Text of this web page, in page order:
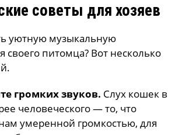
советы для хозяев
уютную музыкальную
своего питомца? Вот несколько
громких звуков. Слух кошек в
человеческого — то, что
умеренной громкостью, для